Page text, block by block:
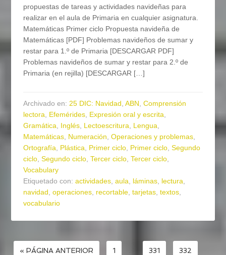
propuestas de tareas y actividades navideñas para
realizar en el aula de Primaria en cualquier asignatura.
Matemáticas Primer ciclo Propuesta navideña de
Matemáticas [PDF] Problemas navideños de sumar y
restar para 1.º de Primaria [DESCARGAR PDF]
Problemas navideños de sumar y restar para 2.º de
Primaria (en rejilla) [DESCARGAR […]
Archivado en: 25 DIC: Navidad ,ABN ,Comprensión
lectora
Efemérides Expresión oral y escrita
Gramática
Inglés Lectoescritura Lengua
Matemáticas Numeración ,Operaciones y problemas
Ortografía
Plástica Primer ciclo Primer ciclo ,Segundo
ciclo ,Segundo ciclo ,Tercer ciclo ,Tercer ciclo
Vocabulary
Etiquetado con:actividades ,aula láminas lectura
navidad ,operaciones recortable ,tarjetas ,textos
vocabulario
« PÁGINA ANTERIOR 1 331 332